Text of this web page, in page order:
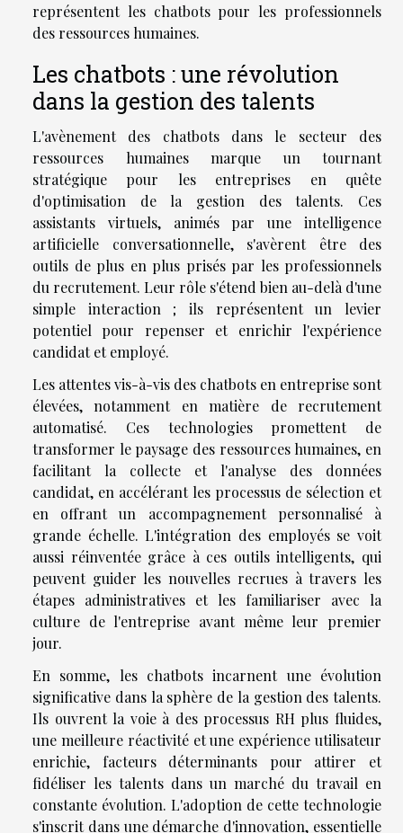
représentent les chatbots pour les professionnels
des ressources humaines.
Les chatbots : une révolution
dans la gestion des talents
L'avènement des chatbots dans le secteur des
ressources humaines marque un tournant
stratégique pour les entreprises en quête
d'optimisation de la gestion des talents. Ces
assistants virtuels, animés par une intelligence
artificielle conversationnelle, s'avèrent être des
outils de plus en plus prisés par les professionnels
du recrutement. Leur rôle s'étend bien au-delà d'une
simple interaction ; ils représentent un levier
potentiel pour repenser et enrichir l'expérience
candidat et employé.
Les attentes vis-à-vis des chatbots en entreprise sont
élevées, notamment en matière de recrutement
automatisé. Ces technologies promettent de
transformer le paysage des ressources humaines, en
facilitant la collecte et l'analyse des données
candidat, en accélérant les processus de sélection et
en offrant un accompagnement personnalisé à
grande échelle. L'intégration des employés se voit
aussi réinventée grâce à ces outils intelligents, qui
peuvent guider les nouvelles recrues à travers les
étapes administratives et les familiariser avec la
culture de l'entreprise avant même leur premier
jour.
En somme, les chatbots incarnent une évolution
significative dans la sphère de la gestion des talents.
Ils ouvrent la voie à des processus RH plus fluides,
une meilleure réactivité et une expérience utilisateur
enrichie, facteurs déterminants pour attirer et
fidéliser les talents dans un marché du travail en
constante évolution. L'adoption de cette technologie
s'inscrit dans une démarche d'innovation, essentielle